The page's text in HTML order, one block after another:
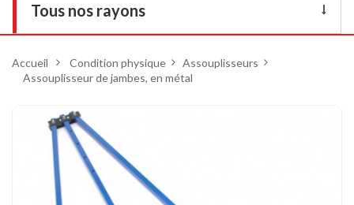
Tous nos rayons
DVD
Armes
Tenues
Chaussures
Protections
Accueil > Condition physique > Assouplisseurs
Assouplisseur de jambes, en métal